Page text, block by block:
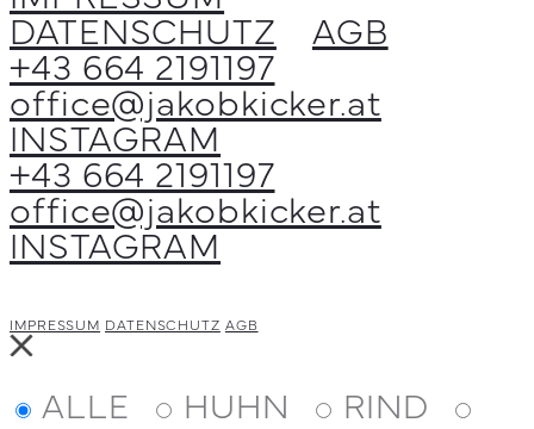
werden
Optionen
können
auf
der
Produktseite
gewählt
werden
DATENSCHUTZ AGB
+43 664 2191197
office@jakobkicker.at
INSTAGRAM
+43 664 2191197
office@jakobkicker.at
INSTAGRAM
IMPRESSUM DATENSCHUTZ AGB
Close
ALLE HUHN
RIND